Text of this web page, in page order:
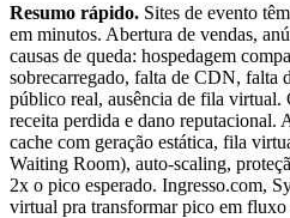
Resumo rápido. Sites de evento
em minutos. Abertura de vendas,
causas de queda: hospedagem
sobrecarregado, falta de CDN, falta
público real, ausência de fila virtual.
receita perdida e dano reputacional.
cache com geração estática, fila
Waiting Room), auto-scaling,
2x o pico esperado. Ingresso.com,
virtual pra transformar pico em